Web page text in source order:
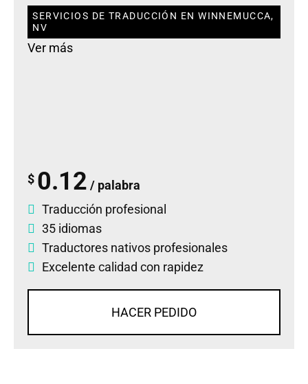
SERVICIOS DE TRADUCCIÓN EN WINNEMUCCA,
NV
Ver más
$ 0.12 / palabra
Traducción profesional
35 idiomas
Traductores nativos profesionales
Excelente calidad con rapidez
HACER PEDIDO